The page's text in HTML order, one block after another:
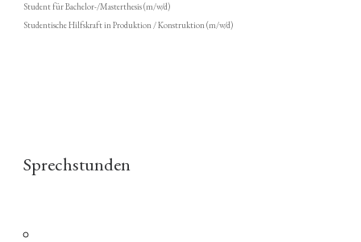
Student für Bachelor-/Masterthesis (m/w/d)
Studentische Hilfskraft in Produktion / Konstruktion (m/w/d)
Sprechstunden